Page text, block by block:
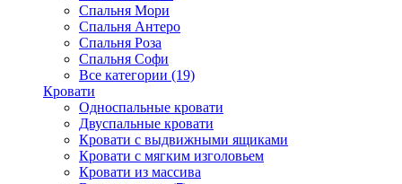
Спальня Мори
Спальня Антеро
Спальня Роза
Спальня Софи
Все категории (19)
Кровати
Односпальные кровати
Двуспальные кровати
Кровати с выдвижными ящиками
Кровати с мягким изголовьем
Кровати из массива